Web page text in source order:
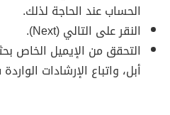
الحساب عند الحاجة لذلك.
النقر على التالي (Next).
التحقق من الإيميل الخاص
أبل، واتباع الإرشادات